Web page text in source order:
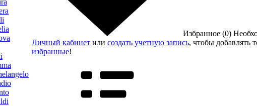
Избранное (0)
Личный кабинет илисоздать учетную запись, чтобы добавлять
избранные!